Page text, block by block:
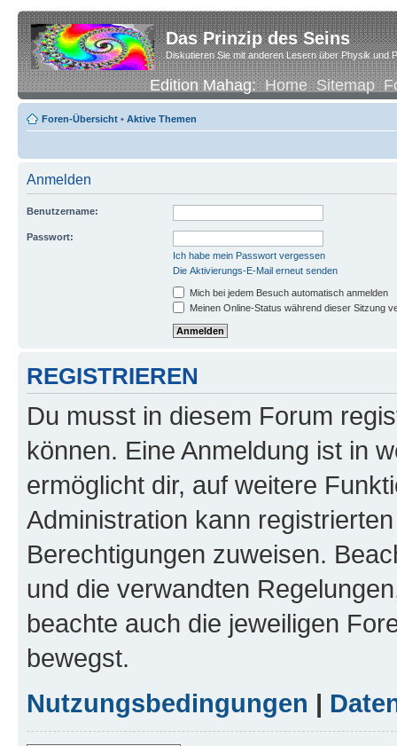
Das Prinzip des Seins
Diskutieren Sie mit anderen Lesern über Physik und
Edition Mahag:Home Sitemap
Foren-Übersicht • Aktive Themen
Anmelden
Benutzername:
Passwort:
Ich habe mein Passwort vergessen
Die Aktivierungs-E-Mail erneut senden
Mich bei jedem Besuch automatisch anmelden
Meinen Online-Status während dieser Sitzung
REGISTRIEREN
Du musst in diesem Forum
können. Eine Anmeldung ist in
ermöglicht dir, auf weitere
Administration kann
Berechtigungen zuweisen.
und die verwandten
beachte auch die jeweiligen
bewegst.
Nutzungsbedingungen |